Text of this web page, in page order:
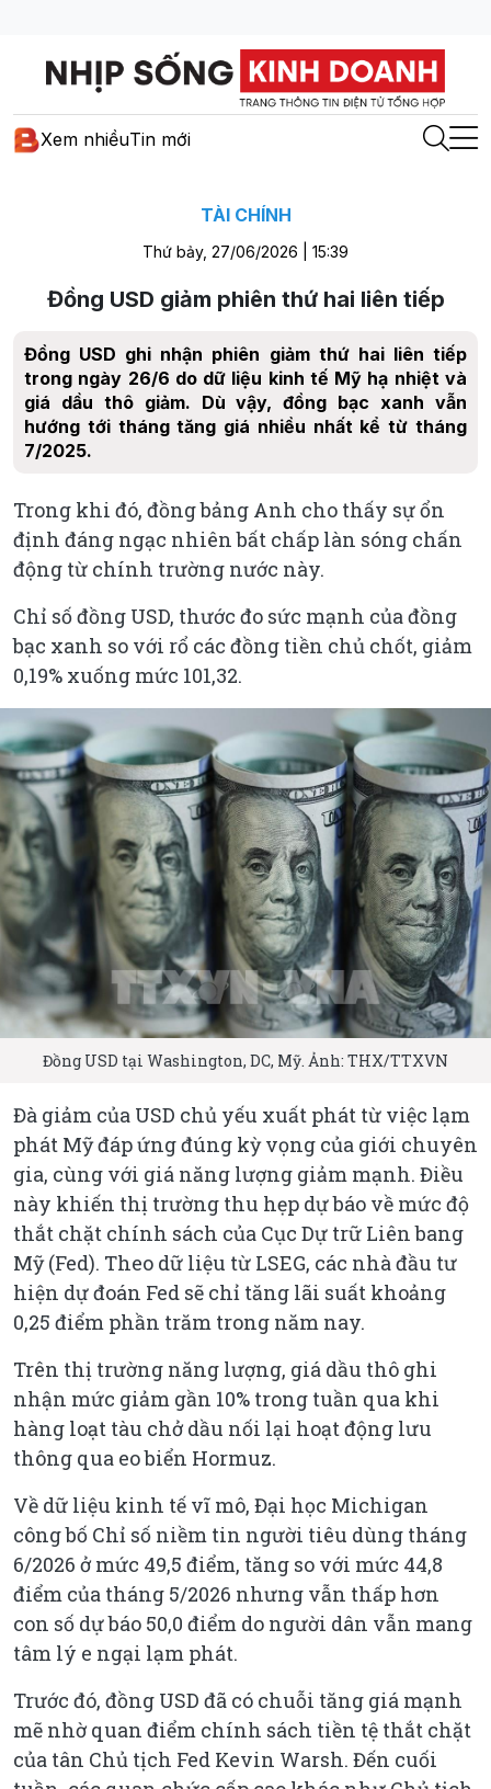
Xem nhiềuTin mới
TÀI CHÍNH
Thứ bảy, 27/06/2026 | 15:39
Đồng USD giảm phiên thứ hai liên tiếp
Đồng USD ghi nhận phiên giảm thứ hai liên tiếp
trong ngày 26/6 do dữ liệu kinh tế Mỹ hạ nhiệt và
giá dầu thô giảm. Dù vậy, đồng bạc xanh vẫn
hướng tới tháng tăng giá nhiều nhất kể từ tháng
7/2025.
Trong khi đó, đồng bảng Anh cho thấy sự ổn
định đáng ngạc nhiên bất chấp làn sóng chấn
động từ chính trường nước này.
Chỉ số đồng USD, thước đo sức mạnh của đồng
bạc xanh so với rổ các đồng tiền chủ chốt, giảm
0,19% xuống mức 101,32.
Đồng USD tại Washington, DC, Mỹ. Ảnh: THX/TTXVN
Đà giảm của USD chủ yếu xuất phát từ việc lạm
phát Mỹ đáp ứng đúng kỳ vọng của giới chuyên
gia, cùng với giá năng lượng giảm mạnh. Điều
này khiến thị trường thu hẹp dự báo về mức độ
thắt chặt chính sách của Cục Dự trữ Liên bang
Mỹ (Fed). Theo dữ liệu từ LSEG, các nhà đầu tư
hiện dự đoán Fed sẽ chỉ tăng lãi suất khoảng
0,25 điểm phần trăm trong năm nay.
Trên thị trường năng lượng, giá dầu thô ghi
nhận mức giảm gần 10% trong tuần qua khi
hàng loạt tàu chở dầu nối lại hoạt động lưu
thông qua eo biển Hormuz.
Về dữ liệu kinh tế vĩ mô, Đại học Michigan
công bố Chỉ số niềm tin người tiêu dùng tháng
6/2026 ở mức 49,5 điểm, tăng so với mức 44,8
điểm của tháng 5/2026 nhưng vẫn thấp hơn
con số dự báo 50,0 điểm do người dân vẫn mang
tâm lý e ngại lạm phát.
Trước đó, đồng USD đã có chuỗi tăng giá mạnh
mẽ nhờ quan điểm chính sách tiền tệ thắt chặt
của tân Chủ tịch Fed Kevin Warsh. Đến cuối